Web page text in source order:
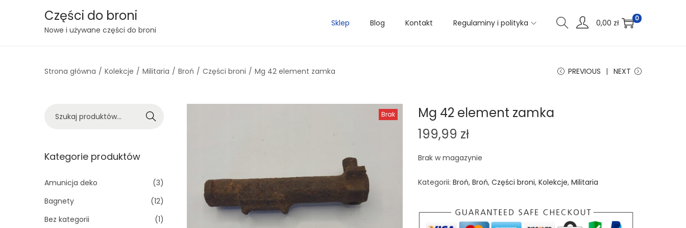
S
p
i
a
t
i
S
p
t
n
t
Części do broni
Nowe i używane części do broni
Sklep Blog Kontakt Regulaminy i polityka 0,00 zł 0
Strona główna / Kolekcje / Militaria / Broń / Części broni / Mg 42 element zamka PREVIOUS NEXT
Brak
Mg 42 element zamka
199,99 zł
Brak w magazynie
Kategorii: Broń, Broń, Części broni, Kolekcje, Militaria
k
j
:
Szukaj
Kategorie produktów
Amunicja deko
(3)
Bagnety
(12)
Bez kategorii
(1)